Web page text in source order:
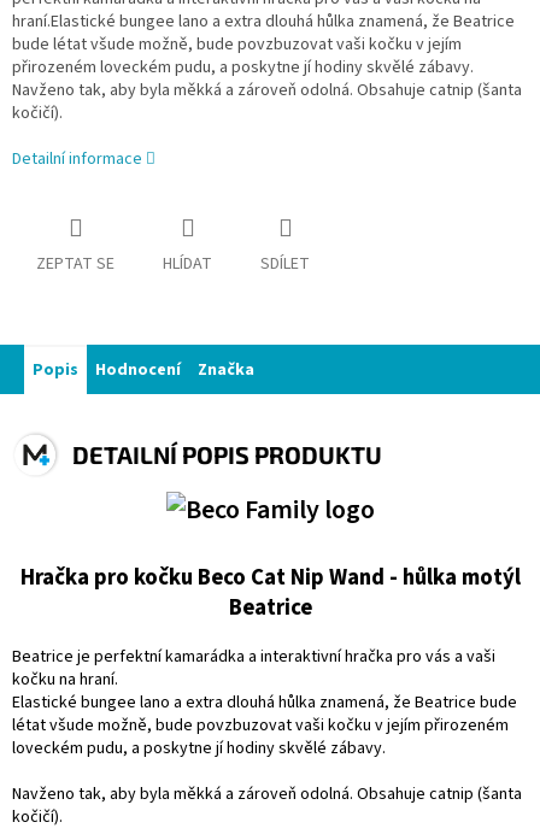
hraní.Elastické bungee lano a extra dlouhá hůlka znamená, že Beatrice
bude létat všude možně, bude povzbuzovat vaši kočku v jejím
přirozeném loveckém pudu, a poskytne jí hodiny skvělé zábavy.
Navženo tak, aby byla měkká a zároveň odolná. Obsahuje catnip (šanta
kočičí).
Detailní informace
ZEPTAT SE HLÍDAT SDÍLET
Popis Hodnocení Značka
DETAILNÍ POPIS PRODUKTU
Hračka pro kočku Beco Cat Nip Wand - hůlka motýl
Beatrice
Beatrice je perfektní kamarádka a interaktivní hračka pro vás a vaši
kočku na hraní.
Elastické bungee lano a extra dlouhá hůlka znamená, že Beatrice bude
létat všude možně, bude povzbuzovat vaši kočku v jejím přirozeném
loveckém pudu, a poskytne jí hodiny skvělé zábavy.
Navženo tak, aby byla měkká a zároveň odolná. Obsahuje catnip (šanta
kočičí).